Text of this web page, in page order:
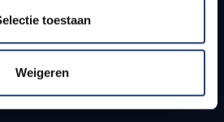
toestaan
Weigeren
secundaire scholen